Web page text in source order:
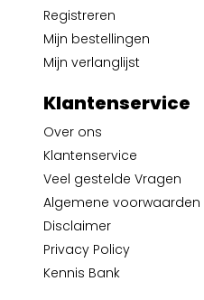
Registreren
Mijn bestellingen
Mijn verlanglijst
Klantenservice
Over ons
Klantenservice
Veel gestelde Vragen
Algemene voorwaarden
Disclaimer
Privacy Policy
Kennis Bank